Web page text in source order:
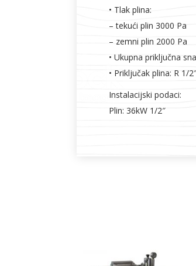
• Tlak plina:
– tekući plin 3000 Pa
– zemni plin 2000 Pa
• Ukupna priključna
• Priključak plina: R 1/
Instalacijski podaci:
Plin: 36kW 1/2″